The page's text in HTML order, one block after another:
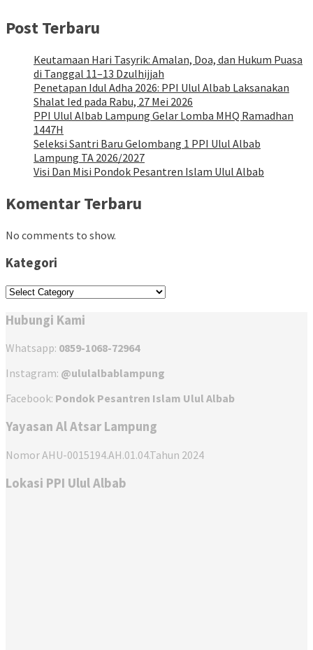
Post Terbaru
Keutamaan Hari Tasyrik: Amalan, Doa, dan Hukum Puasa
di Tanggal 11–13 Dzulhijjah
Penetapan Idul Adha 2026: PPI Ulul Albab Laksanakan
Shalat Ied pada Rabu, 27 Mei 2026
PPI Ulul Albab Lampung Gelar Lomba MHQ Ramadhan
1447H
Seleksi Santri Baru Gelombang 1 PPI Ulul Albab
Lampung TA 2026/2027
Visi Dan Misi Pondok Pesantren Islam Ulul Albab
Komentar Terbaru
No comments to show.
Kategori
Kategori
Hubungi Kami
Whatsapp: 0859-1068-72964
Instagram: @ululalbablampung
Facebook: Pondok Pesantren Islam Ulul Albab
Yayasan Al Atsar Lampung
Nomor AHU-0015194.AH.01.04.Tahun 2024
Lokasi PPI Ulul Albab